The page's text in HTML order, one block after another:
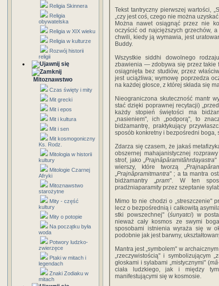
Religia Skinnera
Religia
obywatelska
Religia w XIX wieku
Religia w kulturze
Rozwój historii
religii
Mitoznawstwo
Czas święty i mity
Mit grecki
Mit i epos
Mit i kultura
Mit i sen
Mit kosmogoniczny
Ks. Rodz.
Mitologia w historii
kultury
Mitologie Czarnej
Afryki
Mitoznawstwo
starożytne
Mity - część
kultury
Mity o potopie
Na początku była
woda
Potwory ludzko-
zwierzęce
Ptaki w mitach i
legendach
Znaki Zodiaku w
mitach
Tekst tantryczny pierwszej wartości,
„czy jest coś, czego nie można
Można nawet osiągnąć przez nie
oczyścić od najcięższych grzechów,
chwili, kiedy ją wymawia, jest
Buddy.
Wszystkie siddhi dowolnego
zbawienia — zdobywa się przez takie
osiągnięta bez studiów, przez
jest uciążliwa; wymowę poprzedza
na każdej głosce, z której składa się
Nieograniczona skuteczność mantr
stać dzięki poprawnej recytacji)
każdy stopień świętości ma
„nasieniem", ich „podporą", to
bidżamantrę, praktykujący
sposób konkretny i bezpośredni boga,
Zdarza się czasem, że jakaś
obszernej mahajanistycznej rozprawy
strof, jako „Prajnâpâramitâhrdayastra"
wierszy, które tworzą „
„Prajnâpramitmantra" ; a ta mantra
bidżamantry „pram". W ten
pradżniaparamity przez szeptanie
Mimo to nie chodzi o „streszczenie"
lecz o bezpośrednią i całkowitą
stki powszechnej" (śunyatci) w
nieważ cały kosmos ze swymi
sposobami istnienia wyraża się w
podobnie jak jest barwny,
Mantra jest „symbolem" w
„rzeczywistością" i symbolizującym
głoskami i sylabami „mistycznymi" (
ciała ludzkiego, jak i między
manifestującymi się w kosmosie.